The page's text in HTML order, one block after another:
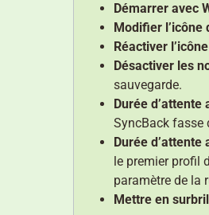
Démarrer avec
Modifier l’icône
Réactiver
Désactiver les
sauvegarde.
Durée
SyncBack fasse
Durée
le premier profil
paramètre de la
Mettre en